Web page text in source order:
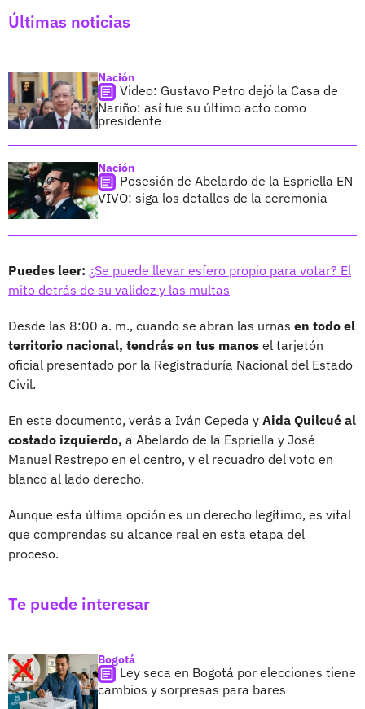
Últimas noticias
Nación
Video: Gustavo Petro dejó la Casa de
Nariño: así fue su último acto como
presidente
Nación
Posesión de Abelardo de la Espriella EN
VIVO: siga los detalles de la ceremonia
Puedes leer: ¿Se puede llevar esfero propio para votar? El
mito detrás de su validez y las multas
Desde las 8:00 a. m., cuando se abran las urnas en todo el
territorio nacional, tendrás en tus manos el tarjetón
oficial presentado por la Registraduría Nacional del Estado
Civil.
En este documento, verás a Iván Cepeda y Aida Quilcué al
costado izquierdo, a Abelardo de la Espriella y José
Manuel Restrepo en el centro, y el recuadro del voto en
blanco al lado derecho.
Aunque esta última opción es un derecho legítimo, es vital
que comprendas su alcance real en esta etapa del
proceso.
Te puede interesar
Bogotá
Ley seca en Bogotá por elecciones tiene
cambios y sorpresas para bares